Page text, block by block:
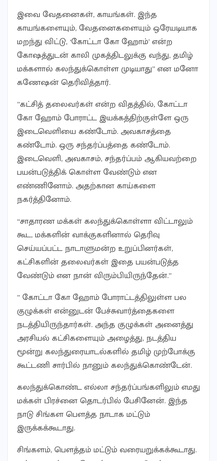
இவை வேதனைகள், காயங்கள். இந்த
காயங்களையும், வேதனைகளையும் ஒரேயடியாக
மறந்து விட்டு, ‘கோட்டா கோ ஹோம்’ என்ற
கோஷத்துடன் காலி முகத்திடலுக்கு வந்து, தமிழ்
மக்களால் கலந்துக்கொள்ள முடியாது” என மனோ
கணேஷன் தெரிவித்தார்.
”கட்சித் தலைவர்கள் என்ற விதத்தில், கோட்டா
கோ ஹோம் போராட்ட இயக்கத்திற்குள்ளே ஒரு
இடைவெளியை கண்டோம். அவகாசத்தை
கண்டோம். ஒரு சந்தர்ப்பத்தை கண்டோம்.
இடைவெளி, அவகாசம், சந்தர்ப்பம் ஆகியவற்றை
பயன்படுத்திக் கொள்ள வேண்டும் என
எண்ணினோம். அதற்கான காய்களை
நகர்த்தினோம்.
“சாதாரண மக்கள் கலந்துக்கொள்ளா விட்டாலும்
கூட, மக்களின் வாக்குகளினால் தெரிவு
செய்யப்பட்ட நாடாளுமன்ற உறுப்பினர்கள்,
கட்சிகளின் தலைவர்கள் இதை பயன்படுத்த
வேண்டும் என நான் விரும்பியிருந்தேன்.”
” கோட்டா கோ ஹோம் போராட்டத்திலுள்ள பல
குழுக்கள் என்னுடன் பேச்சுவார்த்தைகளை
நடத்தியிருந்தார்கள். அந்த குழுக்கள் அனைத்து
அரசியல் கட்சிகளையும் அழைத்து, நடத்திய
மூன்று கலந்துரையாடல்களில் தமிழ் முற்போக்கு
கூட்டணி சார்பில் நானும் கலந்துக்கொண்டேன்.
கலந்துக்கொண்ட எல்லா சந்தர்ப்பங்களிலும் எமது
மக்கள் பிரச்னை தொடர்பில் பேசினேன். இந்த
நாடு சிங்கள பௌத்த நாடாக மட்டும்
இருக்கக்கூடாது.
சிங்களம், பௌத்தம் மட்டும் வரையறுக்கக்கூடாது.